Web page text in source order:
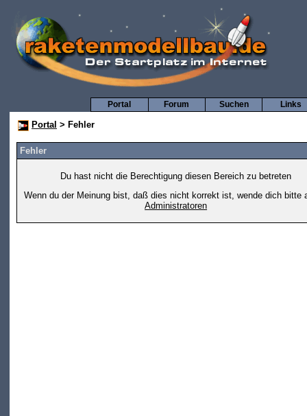
Links
Suchen
Forum
Portal
Portal > Fehler
Fehler
Du hast nicht die Berechtigung diesen Bereich zu betreten
Wenn du der Meinung bist, daß dies nicht korrekt ist, wende dich bitte
Administratoren